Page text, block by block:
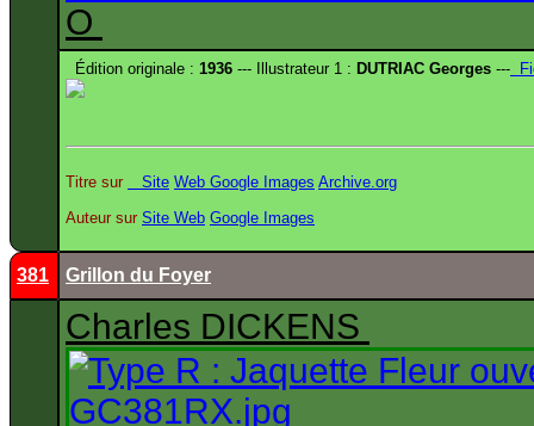
O
Édition originale : 1936 --- Illustrateur 1 : DUTRIAC Georges ---
Titre sur Site Web Google Images Archive.org
Auteur sur Site Web Google Images
381 Grillon du Foyer
Charles DICKENS